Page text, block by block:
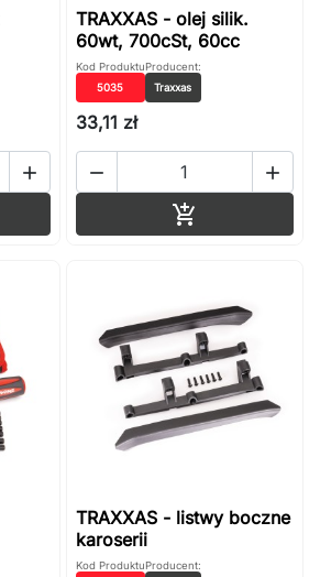

TRAXXAS - olej silik.
60wt, 700cSt, 60cc
Kod Produktu
5035
Producent:
Traxxas
33,11 zł
 

TRAXXAS - listwy boczne
karoserii
Kod ProduktuProducent: